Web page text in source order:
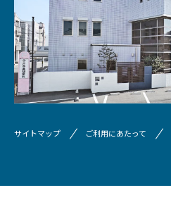
サイトマップ ご利用にあたって